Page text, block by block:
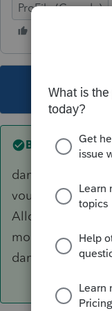
ProFile (Canada)
This
Best answer by
dans profile
vous descendez
Allocation d'aide
montant dans
dans la bonne